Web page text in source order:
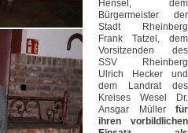
Hensel, dem
Bürgermeister der
Stadt Rheinberg
Frank Tatzel, dem
Vorsitzenden des
SSV Rheinberg
Ulrich Hecker und
dem Landrat des
Kreises Wesel Dr.
Ansgar Müller für
ihren vorbildlichen